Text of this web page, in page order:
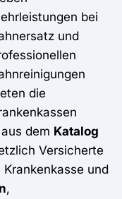
bei
und
die
aus dem Katalog
Versicherte
und
,